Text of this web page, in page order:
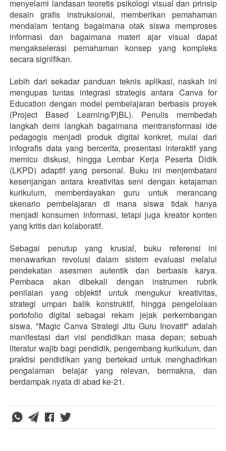
menyelami landasan teoretis psikologi visual dan prinsip
desain grafis instruksional, memberikan pemahaman
mendalam tentang bagaimana otak siswa memproses
informasi dan bagaimana materi ajar visual dapat
mengakselerasi pemahaman konsep yang kompleks
secara signifikan.
Lebih dari sekadar panduan teknis aplikasi, naskah ini
mengupas tuntas integrasi strategis antara Canva for
Education dengan model pembelajaran berbasis proyek
(Project Based Learning/PjBL). Penulis membedah
langkah demi langkah bagaimana mentransformasi ide
pedagogis menjadi produk digital konkret, mulai dari
infografis data yang bercerita, presentasi interaktif yang
memicu diskusi, hingga Lembar Kerja Peserta Didik
(LKPD) adaptif yang personal. Buku ini menjembatani
kesenjangan antara kreativitas seni dengan ketajaman
kurikulum, memberdayakan guru untuk merancang
skenario pembelajaran di mana siswa tidak hanya
menjadi konsumen informasi, tetapi juga kreator konten
yang kritis dan kolaboratif.
Sebagai penutup yang krusial, buku referensi ini
menawarkan revolusi dalam sistem evaluasi melalui
pendekatan asesmen autentik dan berbasis karya.
Pembaca akan dibekali dengan instrumen rubrik
penilaian yang objektif untuk mengukur kreativitas,
strategi umpan balik konstruktif, hingga pengelolaan
portofolio digital sebagai rekam jejak perkembangan
siswa. "Magic Canva Strategi Jitu Guru Inovatif" adalah
manifestasi dari visi pendidikan masa depan; sebuah
literatur wajib bagi pendidik, pengembang kurikulum, dan
praktisi pendidikan yang bertekad untuk menghadirkan
pengalaman belajar yang relevan, bermakna, dan
berdampak nyata di abad ke-21.